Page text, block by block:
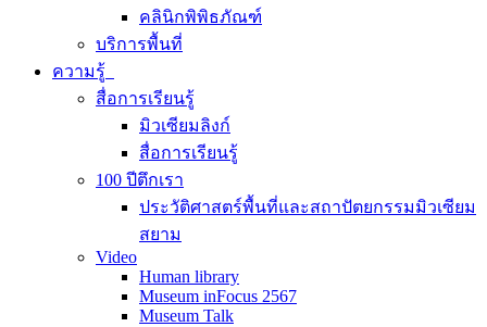
คลินิกพิพิธภัณฑ์
บริการพื้นที่
ความรู้
สื่อการเรียนรู้
มิวเซียมลิงก์
สื่อการเรียนรู้
100 ปีตึกเรา
ประวัติศาสตร์พื้นที่และสถาปัตยกรรมมิวเซียม
สยาม
Video
Human library
Museum inFocus 2567
Museum Talk